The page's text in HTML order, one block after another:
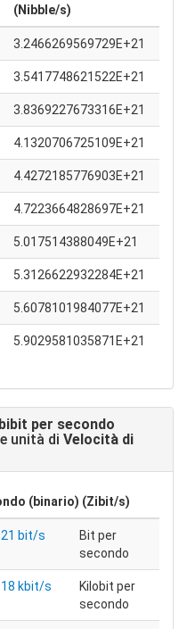
(Nibble/s)
3.2466269569729E+21
3.5417748621522E+21
3.8369227673316E+21
4.1320706725109E+21
4.4272185776903E+21
4.7223664828697E+21
5.017514388049E+21
5.3126622932284E+21
5.6078101984077E+21
5.9029581035871E+21
per secondo
unità di Velocità di
(binario) (Zibit/s)
bit/s
Bit per
secondo
kbit/s
Kilobit per
secondo